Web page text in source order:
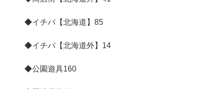
◆イチバ【北海道】 85
◆イチバ【北海道外】 14
◆公園遊具160